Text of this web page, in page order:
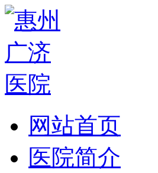
网站首页
医院简介